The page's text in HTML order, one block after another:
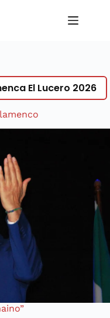
El Lucero 2026